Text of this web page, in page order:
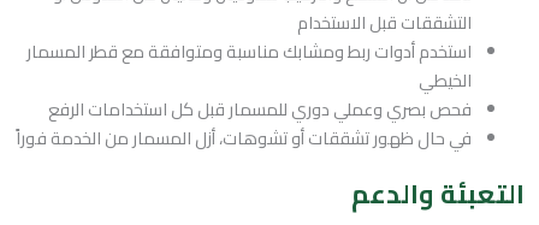
التشققات قبل الاستخدام
استخدم أدوات ربط ومشابك مناسبة ومتوافقة مع قطر المسمار
الخيطي
فحص بصري وعملي دوري للمسمار قبل كل استخدامات الرفع
في حال ظهور تشققات أو تشوهات، أزل المسمار من الخدمة فوراً
التعبئة والدعم